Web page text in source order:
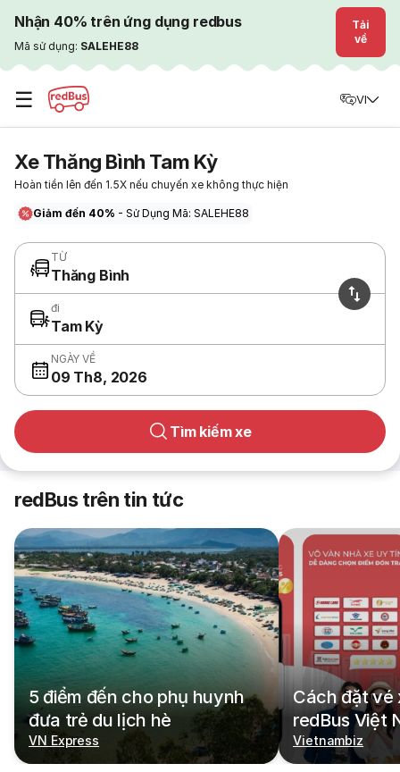
Nhận 40% trên ứng dụng redbus
Mã sử dụng: SALEHE88
Tải
về
☰ VI
Xe Thăng Bình Tam Kỳ
Hoàn tiền lên đến 1.5X nếu chuyến xe không thực hiện
Giảm đến 40% - Sử Dụng Mã: SALEHE88
TỪ
Thăng Bình
đi
Tam Kỳ
NGÀY VỀ
09 Th8, 2026
Tìm kiếm xe
redBus trên tin tức
5 điểm đến cho phụ huynh
đưa trẻ du lịch hè
VN Express
Cách đặt vé
redBus Việt
Vietnambiz